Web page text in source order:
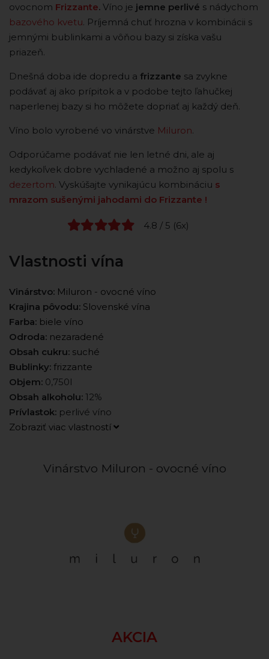
ovocnom Frizzante. Víno je jemne perlivé s nádychom
bazového kvetu. Príjemná chuť hrozna v kombinácii s
jemnými bublinkami a vôňou bazy si získa vašu
priazeň.
Dnešná doba ide dopredu a frizzante sa zvykne
podávať aj ako prípitok a v podobe tejto ľahučkej
naperlenej bazy si ho môžete dopriať aj každý deň.
Víno bolo vyrobené vo vinárstve Miluron.
Odporúčame podávať nie len letné dni, ale aj
kedykoľvek dobre vychladené a možno aj spolu s
dezertom. Vyskúšajte vynikajúcu kombináciu s
mrazom sušenými jahodami do Frizzante !
4.8 / 5 (6x)
Vlastnosti vína
Vinárstvo: Miluron - ovocné víno
Krajina pôvodu: Slovenské vína
Farba: biele víno
Odroda: nezaradené
Obsah cukru: suché
Bublinky: frizzante
Objem: 0,750l
Obsah alkoholu: 12%
Prívlastok: perlivé víno
Zobraziť viac vlastností
Vinárstvo Miluron - ovocné víno
AKCIA